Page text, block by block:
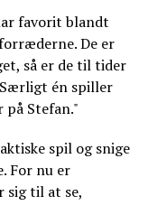
favorit blandt
De er
så er de til tider
én spiller
på Stefan."
spil og snige
For nu er
til at se,